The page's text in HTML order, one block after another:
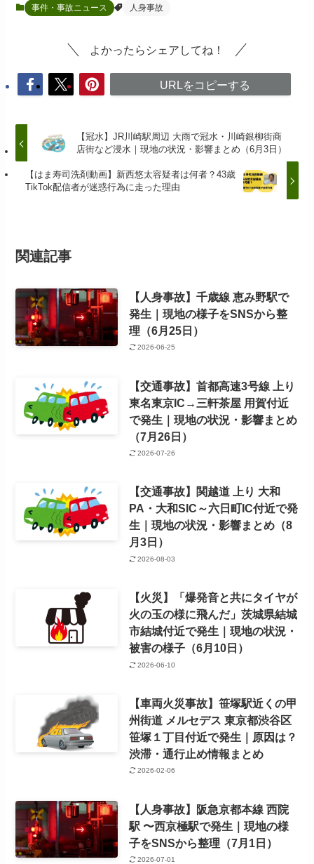
事件・事故ニュース 人身事故
よかったらシェアしてね！
URLをコピーする
【冠水】JR川崎駅周辺 大雨で冠水・川崎銀柳街商
店街など浸水｜現地の状況・影響まとめ（6月3日）
【はま寿司洗剤動画】新西悠太容疑者は何者？43歳
TikTok配信者が迷惑行為に走った理由
関連記事
【人身事故】千歳線 恵み野駅で
発生｜現地の様子をSNSから整
理（6月25日）
2026-06-25
【交通事故】首都高速3号線 上り
東名東京IC→三軒茶屋 用賀付近
で発生｜現地の状況・影響まとめ
（7月26日）
2026-07-26
【交通事故】関越道 上り 大和
PA・大和SIC～六日町IC付近で発
生｜現地の状況・影響まとめ（8
月3日）
2026-08-03
【火災】「爆発音と共にタイヤが
火の玉の様に飛んだ」茨城県結城
市結城付近で発生｜現地の状況・
被害の様子（6月10日）
2026-06-10
【車両火災事故】笹塚駅近くの甲
州街道 メルセデス 東京都渋谷区
笹塚１丁目付近で発生｜原因は？
渋滞・通行止め情報まとめ
2026-02-06
【人身事故】阪急京都本線 西院
駅 〜西京極駅で発生｜現地の様
子をSNSから整理（7月1日）
2026-07-01